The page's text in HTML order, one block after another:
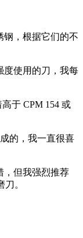
钢，根据它们的不
度使用的刀，我每
于 CPM 154 或
的，我一直很喜
，但我强烈推荐
。